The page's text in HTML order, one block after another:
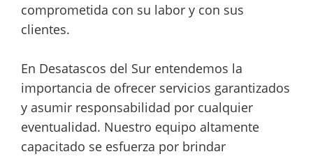
comprometida con su labor y con sus
clientes.
En Desatascos del Sur entendemos la
importancia de ofrecer servicios garantizados
y asumir responsabilidad por cualquier
eventualidad. Nuestro equipo altamente
capacitado se esfuerza por brindar